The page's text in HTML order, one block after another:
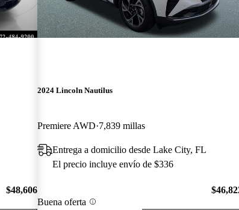
$48,606
2024 Lincoln Nautilus
Premiere AWD 7,839 millas
Entrega a domicilio desde Lake City, FL
El precio incluye envío de $336
Buena oferta